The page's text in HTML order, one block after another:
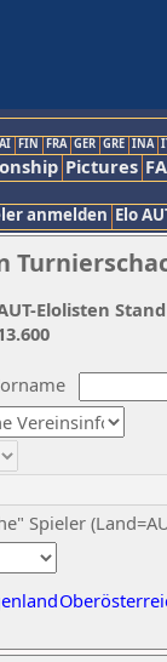
FIN FRA GER GRE INA
Pictures
anmelden Elo
Spieler
Elolisten